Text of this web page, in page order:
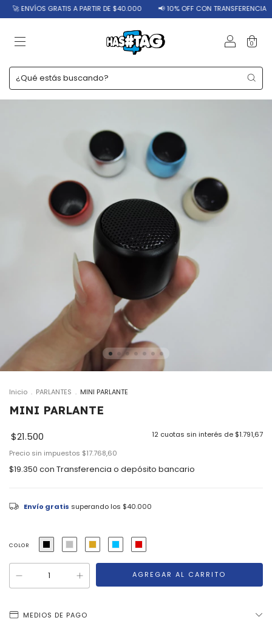
GRATIS A PARTIR DE $40.000 📢 10% OFF CON TRANSFERENCIA 🔥 12
0
Inicio . PARLANTES . MINI PARLANTE
MINI PARLANTE
$21.500 12 cuotas sin interés de $1.791,67
Precio sin impuestos $17.768,60
$19.350 con Transferencia o depósito bancario
Envío gratis superando los $40.000
COLOR
MEDIOS DE PAGO